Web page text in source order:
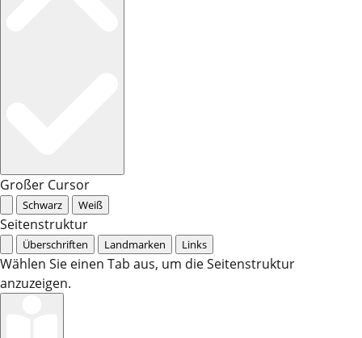
Großer Cursor
Schwarz Weiß
Seitenstruktur
Überschriften Landmarken Links
Wählen Sie einen Tab aus, um die Seitenstruktur
anzuzeigen.